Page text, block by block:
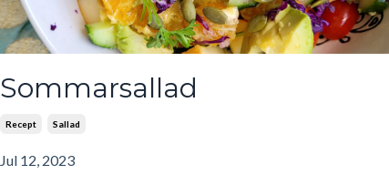
Sommarsallad
Recept Sallad
Jul 12, 2023